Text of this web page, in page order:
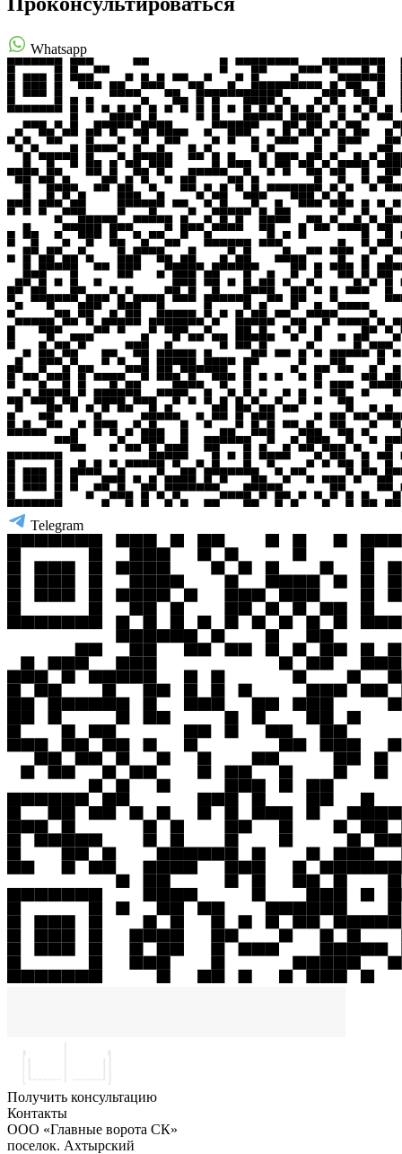
Whatsapp
Telegram
Получить консультацию
Контакты
ООО «Главные ворота СК»
поселок. Ахтырский